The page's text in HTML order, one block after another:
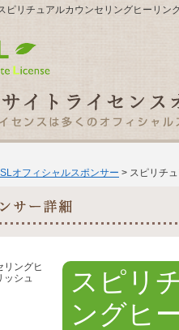
リチュアルカウンセリングヒーリン
オフィシャルスポンサー > スピリチ
スピリ
ングヒ